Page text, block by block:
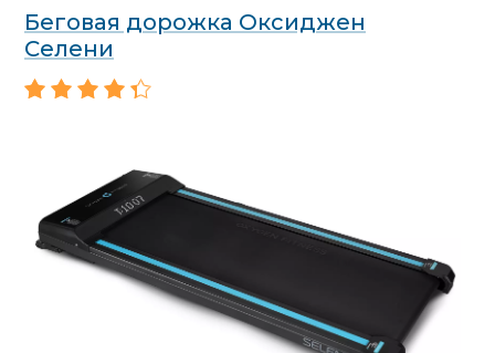
Беговая дорожка Оксиджен
Селени